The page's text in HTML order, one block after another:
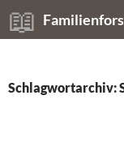
Zum
Inhalt
Suchen
Schlagwortarchiv: